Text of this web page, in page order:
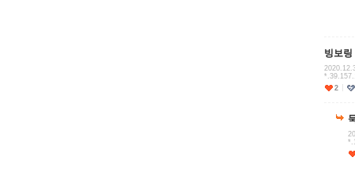
빙보링
2